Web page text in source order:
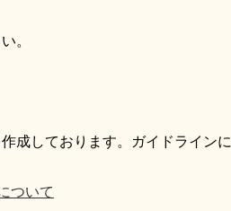
。
成しております。ガイドライン
ついて